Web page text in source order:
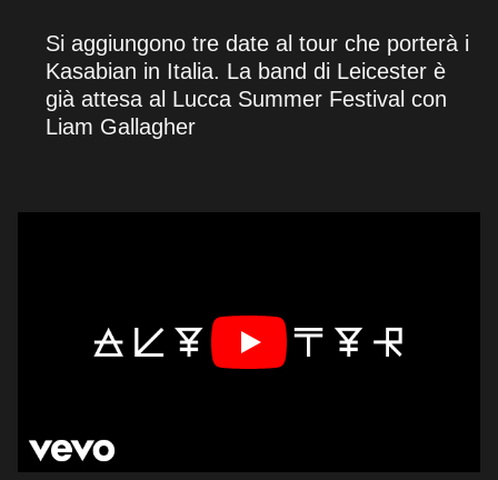
Si aggiungono tre date al tour che porterà i
Kasabian in Italia. La band di Leicester è
già attesa al Lucca Summer Festival con
Liam Gallagher